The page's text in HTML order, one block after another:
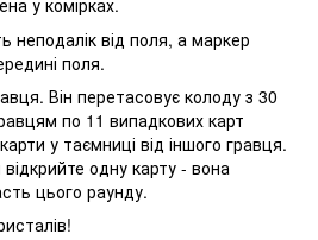
у комірках.
неподалік від поля, а маркер
поля.
Він перетасовує колоду з 30
по 11 випадкових карт
у таємниці від іншого гравця.
одну карту - вона
цього раунду.